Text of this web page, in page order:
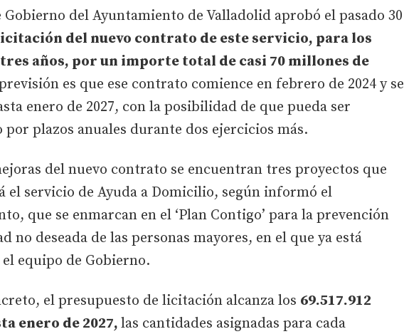
Gobierno del Ayuntamiento de Valladolid aprobó el pasado 30
del nuevo contrato de este servicio, para los
años, por un importe total de casi 70 millones de
es que ese contrato comience en febrero de 2024 y se
enero de 2027, con la posibilidad de que pueda ser
plazos anuales durante dos ejercicios más.
del nuevo contrato se encuentran tres proyectos que
el servicio de Ayuda a Domicilio, según informó el
que se enmarcan en el ‘Plan Contigo’ para la prevención
no deseada de las personas mayores, en el que ya está
equipo de Gobierno.
el presupuesto de licitación alcanza los 69.517.912
enero de 2027, las cantidades asignadas para cada